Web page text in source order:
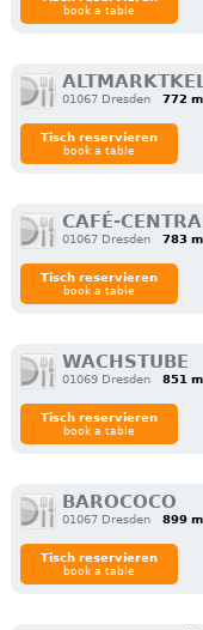
book a table
01067 Dresden 772 m
Tisch reservieren
book a table
CAFÉ-
01067 Dresden 783 m
Tisch reservieren
book a table
WACHSTUBE
01069 Dresden 851 m
Tisch reservieren
book a table
BAROCOCO
01067 Dresden 899 m
Tisch reservieren
book a table